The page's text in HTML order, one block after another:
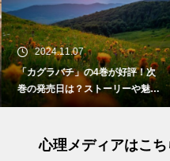
2024.11.07
「カグラバチ」の4巻が好評！次
巻の発売日は？ストーリーや魅力
も紹介
心理メディアはこち